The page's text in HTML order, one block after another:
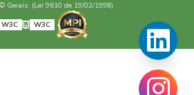
Gerais. (Lei 9610 de 19/02/1998)
W3C
W3C